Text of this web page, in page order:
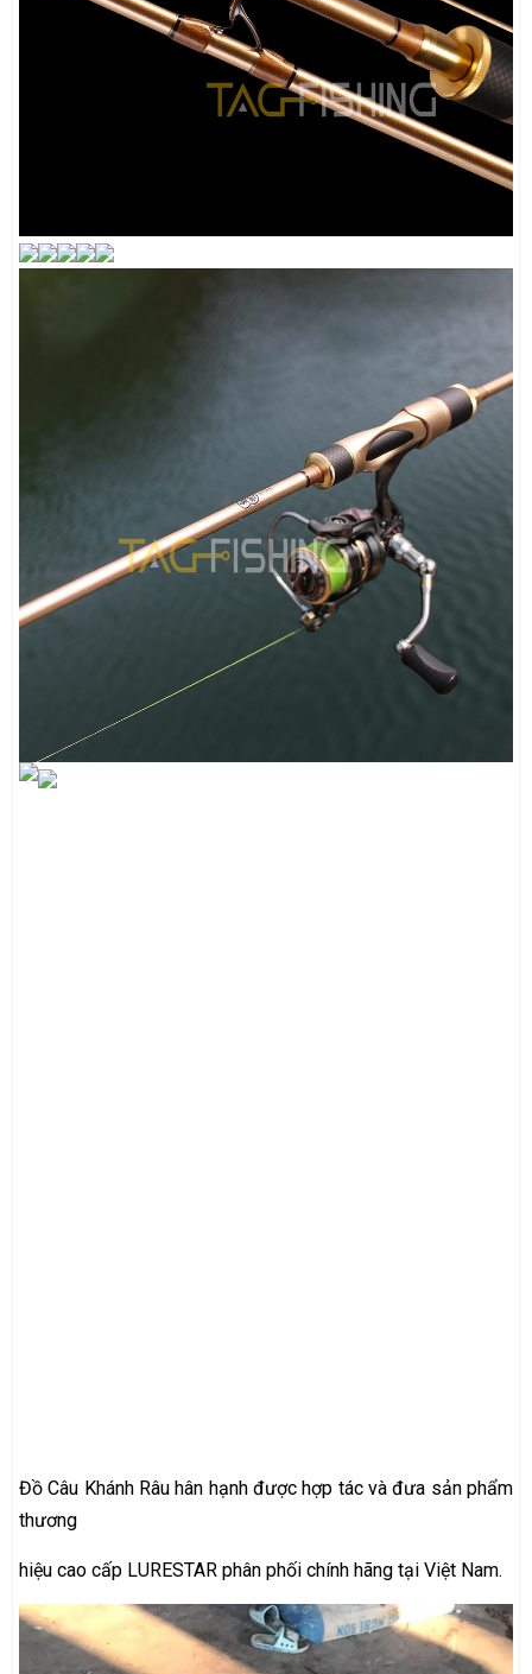
Đồ Câu Khánh Râu hân hạnh được hợp tác và đưa sản phẩm
thương
hiệu cao cấp LURESTAR phân phối chính hãng tại Việt Nam.